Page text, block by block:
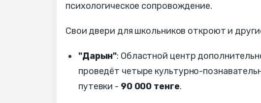
психологическое сопровождение.
Свои двери для школьников откроют и
"Дарын": Областной центр
проведёт четыре культурно-
путевки - 90 000 тенге.